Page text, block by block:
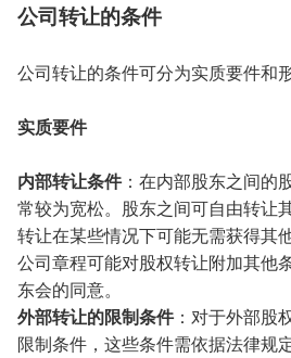
公司转让的条件
公司转让的条件可分为实质要件和
实质要件
内部转让条件：在内部股东之间的
常较为宽松。股东之间可自由转让
转让在某些情况下可能无需获得其
公司章程可能对股权转让附加其他
东会的同意。
外部转让的限制条件：对于外部股
限制条件，这些条件需依据法律规定